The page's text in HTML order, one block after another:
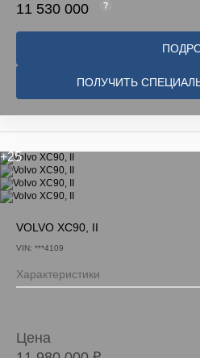
11 530 000
ПОЛУЧИТЬ
+25
VOLVO XC90, II
VIN: ***4109
Характеристики
Цена